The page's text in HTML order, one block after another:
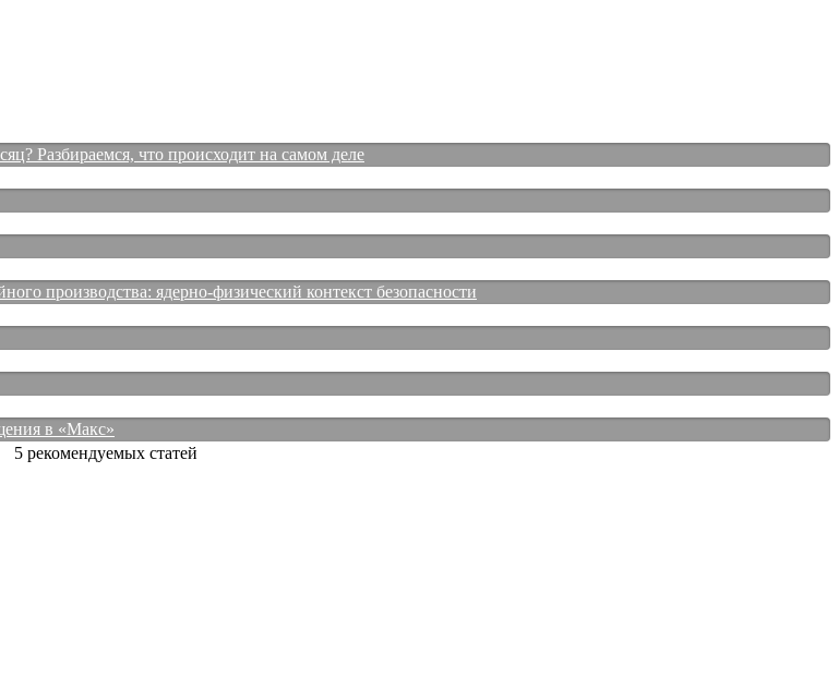
Разбираемся, что происходит на самом деле
производства: ядерно-физический контекст безопасности
в «Макс»
5 рекомендуемых статей